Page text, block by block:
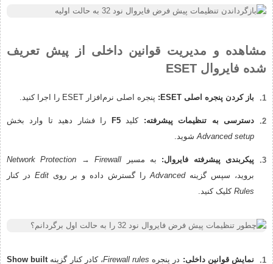
مشاهده و مدیریت قوانین داخلی از پیش تعریف
شده فایروال ESET
باز کردن پنجره اصلی ESET: پنجره اصلی نرم‌افزار ESET را اجرا کنید.
دسترسی به تنظیمات پیشرفته: کلیدF5
را فشار دهید تا وارد بخش
Advanced setupشوید.
پیکربندی پیشرفته فایروال: به مسیر Network Protection → Firewall
بروید، سپس گزینهAdvancedرا گسترش داده و بر روی Edit در کنار
Rules کلیک کنید.
نمایش قوانین داخلی: در پنجره Firewall rules، کادر کنار گزینهShow built